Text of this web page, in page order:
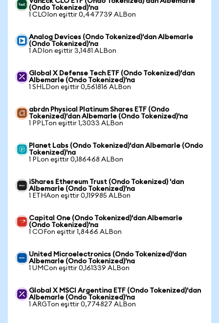
(Ondo Tokenized)'na
1 CLOIon eşittir 0,447739 ALBon
Analog Devices (Ondo Tokenized)'dan Albemarle
(Ondo Tokenized)'na
1 ADIon eşittir 3,1481 ALBon
Global X Defense Tech ETF (Ondo Tokenized)'dan
Albemarle (Ondo Tokenized)'na
1 SHLDon eşittir 0,561816 ALBon
abrdn Physical Platinum Shares ETF (Ondo
Tokenized)'dan Albemarle (Ondo Tokenized)'na
1 PPLTon eşittir 1,3033 ALBon
Planet Labs (Ondo Tokenized)'dan Albemarle (Ondo
Tokenized)'na
1 PLon eşittir 0,186468 ALBon
iShares Ethereum Trust (Ondo Tokenized) 'dan
Albemarle (Ondo Tokenized)'na
1 ETHAon eşittir 0,119985 ALBon
Capital One (Ondo Tokenized)'dan Albemarle
(Ondo Tokenized)'na
1 COFon eşittir 1,8466 ALBon
United Microelectronics (Ondo Tokenized)'dan
Albemarle (Ondo Tokenized)'na
1 UMCon eşittir 0,161339 ALBon
Global X MSCI Argentina ETF (Ondo Tokenized)'dan
Albemarle (Ondo Tokenized)'na
1 ARGTon eşittir 0,774827 ALBon